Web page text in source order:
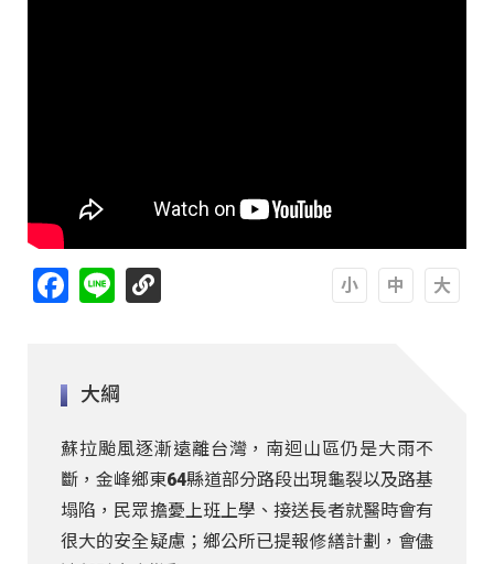
Facebook
Line
大綱
蘇拉颱風逐漸遠離台灣，南迴山區仍是大雨不
斷，金峰鄉東64縣道部分路段出現龜裂以及路基
塌陷，民眾擔憂上班上學、接送長者就醫時會有
很大的安全疑慮；鄉公所已提報修繕計劃，會儘